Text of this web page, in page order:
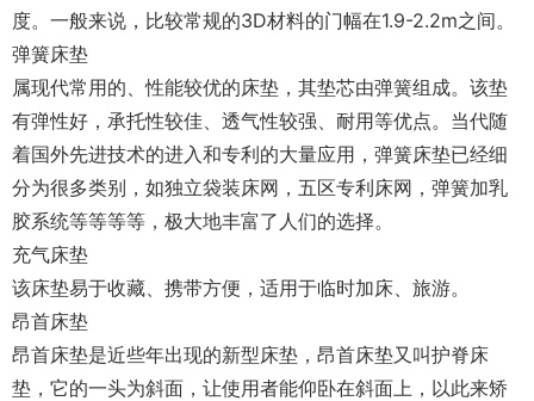
度。一般来说，比较常规的3D材料的门幅在1.9-2.2m之间。
弹簧床垫
属现代常用的、性能较优的床垫，其垫芯由弹簧组成。该垫
有弹性好，承托性较佳、透气性较强、耐用等优点。当代随
着国外先进技术的进入和专利的大量应用，弹簧床垫已经细
分为很多类别，如独立袋装床网，五区专利床网，弹簧加乳
胶系统等等等等，极大地丰富了人们的选择。
充气床垫
该床垫易于收藏、携带方便，适用于临时加床、旅游。
昂首床垫
昂首床垫是近些年出现的新型床垫，昂首床垫又叫护脊床
垫，它的一头为斜面，让使用者能仰卧在斜面上，以此来矫